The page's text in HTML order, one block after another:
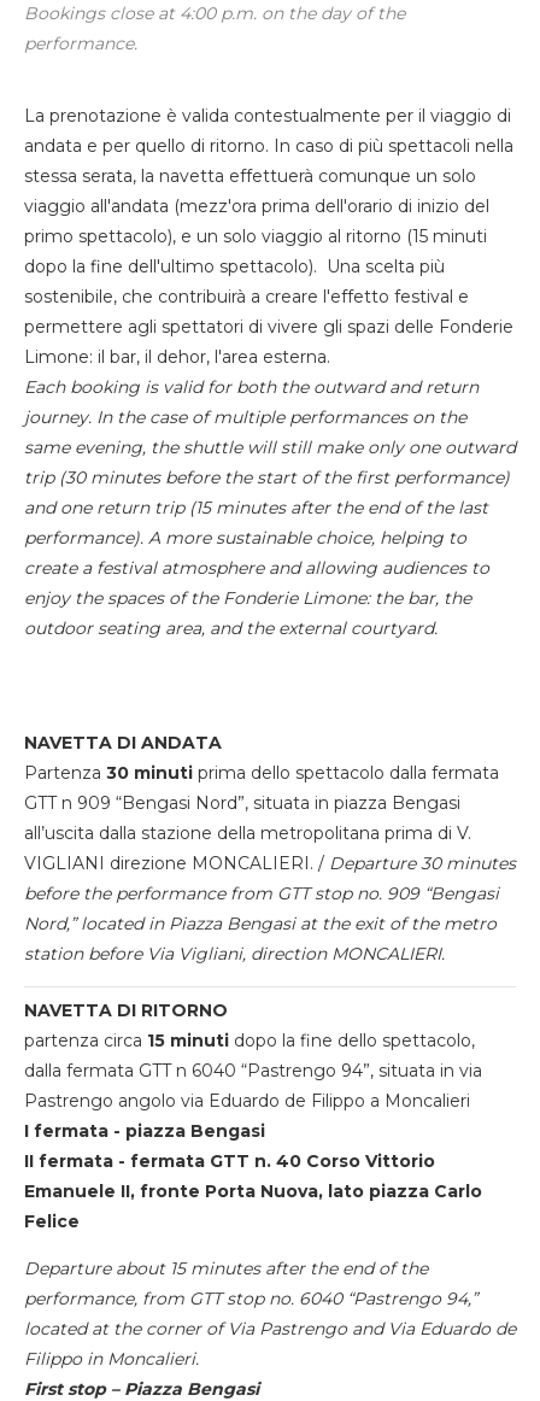
Bookings close at 4:00 p.m. on the day of the
performance.
La prenotazione è valida contestualmente per il viaggio di
andata e per quello di ritorno. In caso di più spettacoli nella
stessa serata, la navetta effettuerà comunque un solo
viaggio all'andata (mezz'ora prima dell'orario di inizio del
primo spettacolo), e un solo viaggio al ritorno (15 minuti
dopo la fine dell'ultimo spettacolo). Una scelta più
sostenibile, che contribuirà a creare l'effetto festival e
permettere agli spettatori di vivere gli spazi delle Fonderie
Limone: il bar, il dehor, l'area esterna.
Each booking is valid for both the outward and return
journey. In the case of multiple performances on the
same evening, the shuttle will still make only one outward
trip (30 minutes before the start of the first performance)
and one return trip (15 minutes after the end of the last
performance). A more sustainable choice, helping to
create a festival atmosphere and allowing audiences to
enjoy the spaces of the Fonderie Limone: the bar, the
outdoor seating area, and the external courtyard.
NAVETTA DI ANDATA
Partenza 30 minuti prima dello spettacolo dalla fermata
GTT n 909 “Bengasi Nord”, situata in piazza Bengasi
all’uscita dalla stazione della metropolitana prima di V.
VIGLIANI direzione MONCALIERI. / Departure 30 minutes
before the performance from GTT stop no. 909 “Bengasi
Nord,” located in Piazza Bengasi at the exit of the metro
station before Via Vigliani, direction MONCALIERI.
NAVETTA DI RITORNO
partenza circa 15 minuti dopo la fine dello spettacolo,
dalla fermata GTT n 6040 “Pastrengo 94”, situata in via
Pastrengo angolo via Eduardo de Filippo a Moncalieri
I fermata - piazza Bengasi
II fermata - fermata GTT n. 40 Corso Vittorio
Emanuele II, fronte Porta Nuova, lato piazza Carlo
Felice
Departure about 15 minutes after the end of the
performance, from GTT stop no. 6040 “Pastrengo 94,”
located at the corner of Via Pastrengo and Via Eduardo de
Filippo in Moncalieri.
First stop – Piazza Bengasi